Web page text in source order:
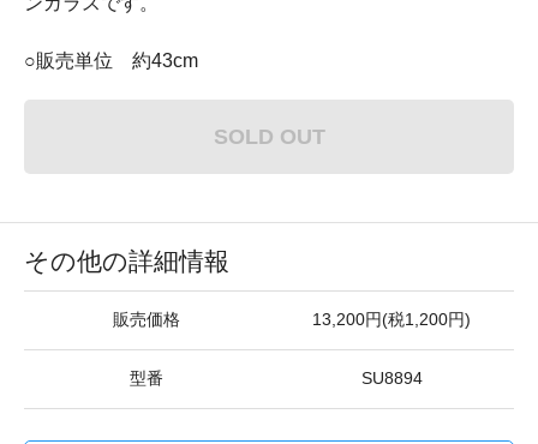
○販売単位 約43cm
SOLD OUT
その他の詳細情報
販売価格 13,200円(税1,200円)
型番 SU8894